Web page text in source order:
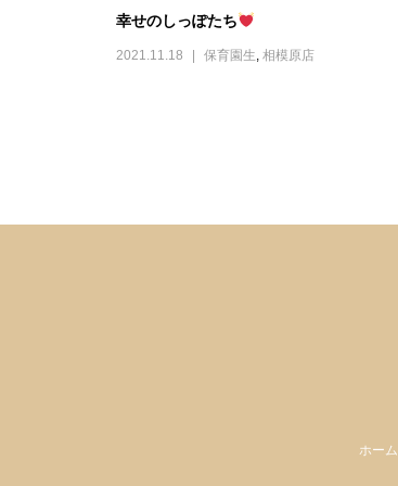
幸せのしっぽたち
2021.11.18 保育園生 相模原店
ホーム